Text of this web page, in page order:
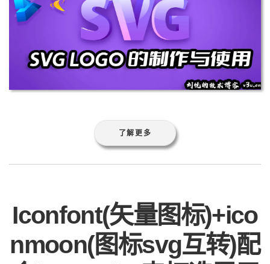
了解更多
Iconfont(矢量图标)+ico
nmoon(图标svg互转)配